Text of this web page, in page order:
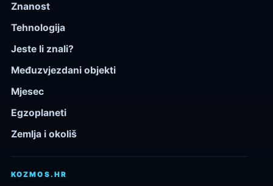
Znanost
Tehnologija
Jeste li znali?
Međuzvjezdani objekti
Mjesec
Egzoplaneti
Zemlja i okoliš
KOZMOS.HR